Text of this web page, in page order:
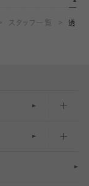
スタッフ一覧
透